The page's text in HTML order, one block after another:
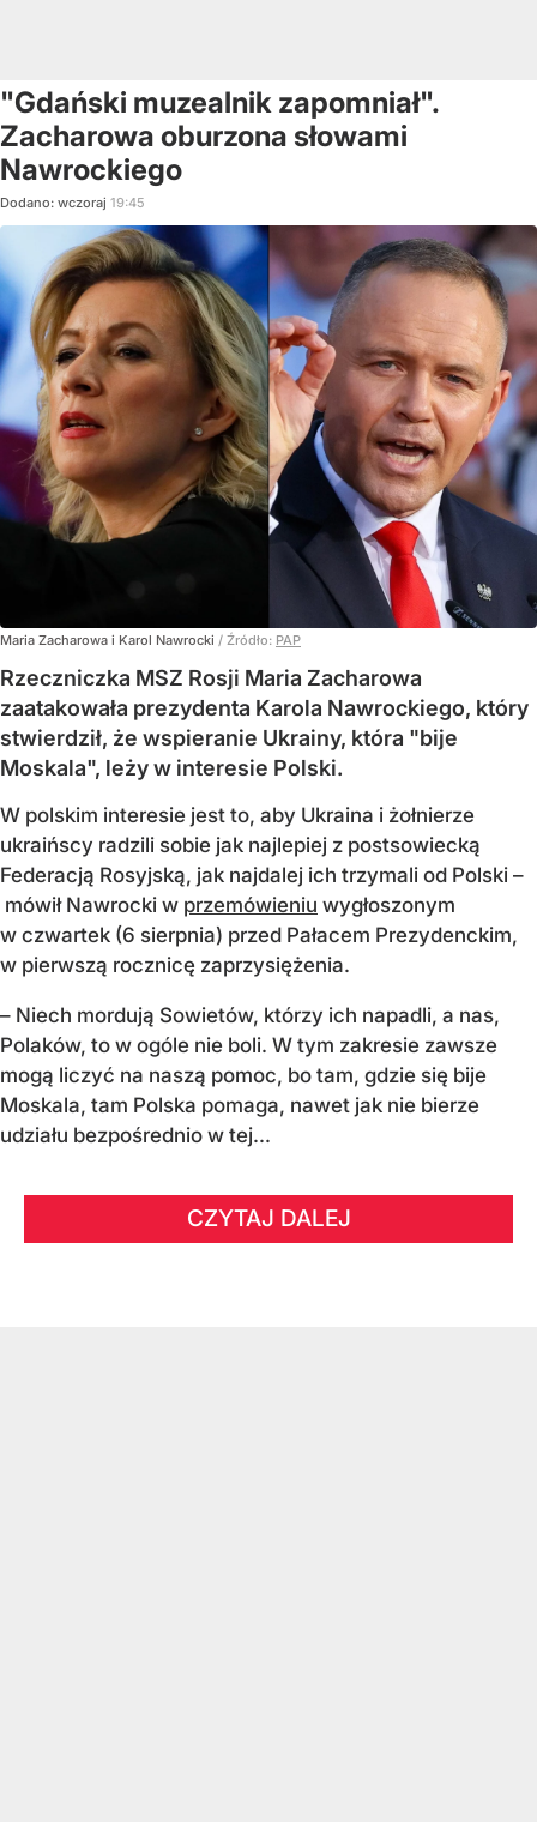
"Gdański muzealnik zapomniał".
Zacharowa oburzona słowami
Nawrockiego
Dodano: wczoraj 19:45
Maria Zacharowa i Karol Nawrocki / Źródło: PAP
Rzeczniczka MSZ Rosji Maria Zacharowa
zaatakowała prezydenta Karola Nawrockiego, który
stwierdził, że wspieranie Ukrainy, która "bije
Moskala", leży w interesie Polski.
W polskim interesie jest to, aby Ukraina i żołnierze
ukraińscy radzili sobie jak najlepiej z postsowiecką
Federacją Rosyjską, jak najdalej ich trzymali od Polski –
mówił Nawrocki w przemówieniu wygłoszonym
w czwartek (6 sierpnia) przed Pałacem Prezydenckim,
w pierwszą rocznicę zaprzysiężenia.
– Niech mordują Sowietów, którzy ich napadli, a nas,
Polaków, to w ogóle nie boli. W tym zakresie zawsze
mogą liczyć na naszą pomoc, bo tam, gdzie się bije
Moskala, tam Polska pomaga, nawet jak nie bierze
udziału bezpośrednio w tej...
CZYTAJ DALEJ